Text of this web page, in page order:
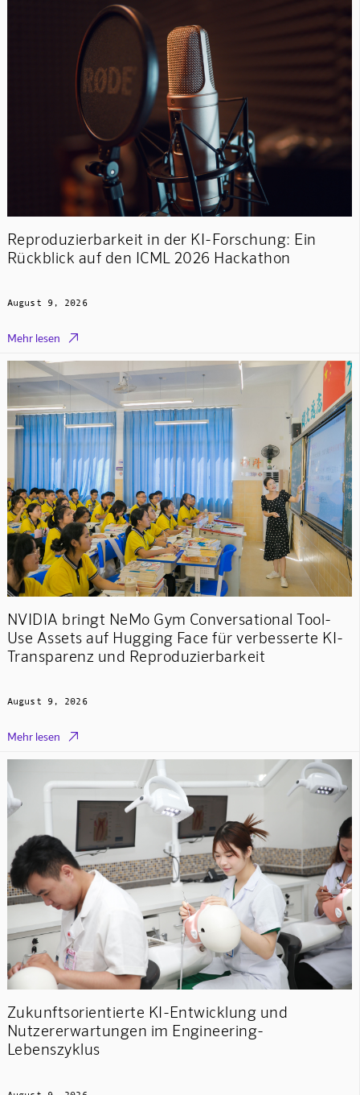
Reproduzierbarkeit in der KI-Forschung: Ein
Rückblick auf den ICML 2026 Hackathon
August 9, 2026
Mehr lesen 
NVIDIA bringt NeMo Gym Conversational Tool-
Use Assets auf Hugging Face für verbesserte KI-
Transparenz und Reproduzierbarkeit
August 9, 2026
Mehr lesen 
Zukunftsorientierte KI-Entwicklung und
Nutzererwartungen im Engineering-
Lebenszyklus